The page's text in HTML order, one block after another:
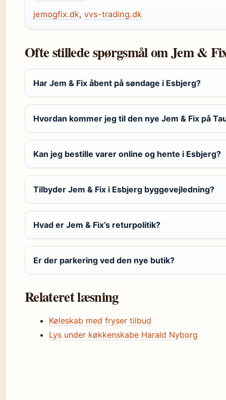
jemogfix.dk, vvs-trading.dk
Ofte stillede spørgsmål om Jem &
Har Jem & Fix åbent på søndage i Esbjerg?
Hvordan kommer jeg til den nye Jem & Fix på
Kan jeg bestille varer online og hente i Esbjerg?
Tilbyder Jem & Fix i Esbjerg byggevejledning?
Hvad er Jem & Fix’s returpolitik?
Er der parkering ved den nye butik?
Relateret læsning
Køleskab med fryser tilbud
Lys under køkkenskabe Harald Nyborg